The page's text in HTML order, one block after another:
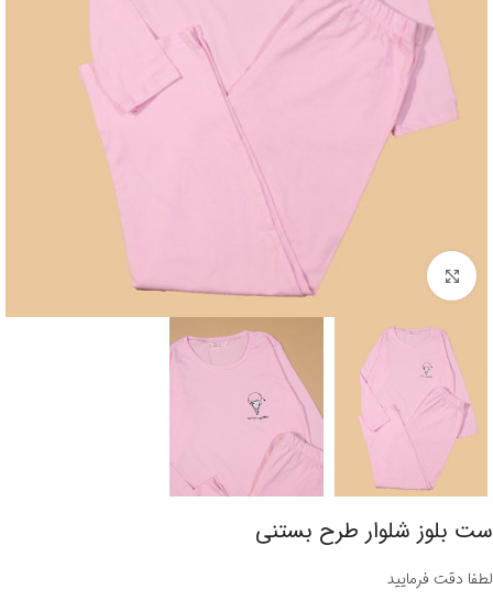
برای بزرگنمایی کلیک کنید
ست بلوز شلوار طرح بستنی
لطفا دقت فرمایید